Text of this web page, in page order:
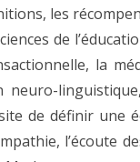
les
de
la
de définir une
l’écoute